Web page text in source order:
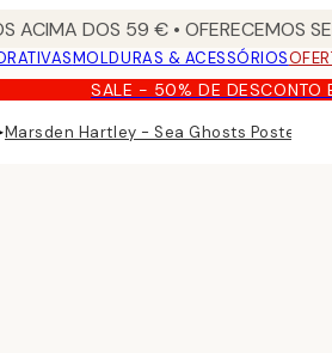
ACIMA DOS 59 € • OFERECEMOS
MOLDURAS & ACESSÓRIOS
SALE - 50% DE DESCONTO
Marsden Hartley - Sea Ghosts Poster